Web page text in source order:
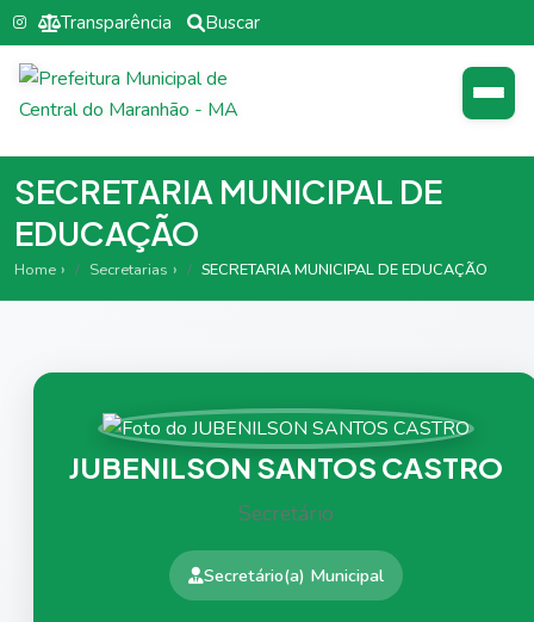
Transparência Buscar
SECRETARIA MUNICIPAL DE
EDUCAÇÃO
Home Secretarias SECRETARIA MUNICIPAL DE EDUCAÇÃO
JUBENILSON SANTOS CASTRO
Secretário
Secretário(a) Municipal